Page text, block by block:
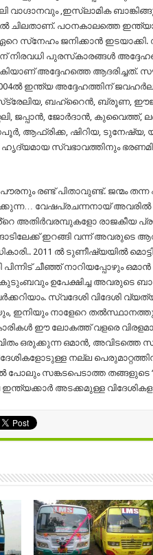
,ഇസ്ലാമിക
ചിലതാണ്. പഠനകാലത്തെ
സ്‌നേഹം ജനിക്കാന്‍
നിരവധി പുരസ്‌കാരങ്ങള്‍
അദ്ദേഹത്തെ ആദരിച്ചത്.
ഇന്ത്യ അദ്ദേഹത്തിന്
ബഹ്‌റൈന്‍, ബ്രൂണ,
ജപ്പാന്‍, ജോര്‍ദാന്‍, കുവൈത്ത്,
ആഫ്രിക്ക, ഷിറിയ,
സ്വഭാവത്തിനും
രണ്ട് പിതാവുണ്ട്. ജന്മം
വേഷപ്രചന്നനായ് അവരിൽ
അതിർവരമ്പുകളോ രാജകീയ
ഇറങ്ങി വന്ന് അവരുടെ
2011 ൽ ടുണീഷ്യയിൽ
പിന്നിട് ചീഞ്ഞ് നാറിയപ്പോഴും
കുടുംബവും ഉപേക്ഷിച്ച അവരുടെ
സ്വദേശി വിദേശി
ഇനിയും നാളേറെ
ഈ ലോകത്ത് വളരെ
ഒരുക്കുന്ന ഒമാൻ, അവിടത്തെ
നല്ല
പോലും സങ്കടപെടാത്ത തങ്ങളുടെ
അടക്കമുള്ള